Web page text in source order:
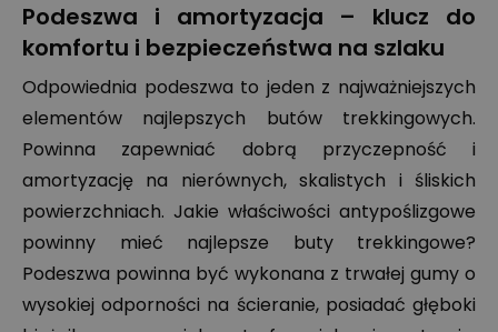
Podeszwa i amortyzacja – klucz do
komfortu i bezpieczeństwa na szlaku
Odpowiednia podeszwa to jeden z najważniejszych
elementów najlepszych butów trekkingowych.
Powinna zapewniać dobrą przyczepność i
amortyzację na nierównych, skalistych i śliskich
powierzchniach. Jakie właściwości antypoślizgowe
powinny mieć najlepsze buty trekkingowe?
Podeszwa powinna być wykonana z trwałej gumy o
wysokiej odporności na ścieranie, posiadać głęboki